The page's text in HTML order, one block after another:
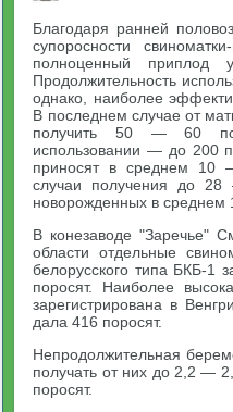
Благодаря ранней
супоросности
полноценный приплод
Продолжительность
однако, наиболее
В последнем случае от
получить 50 — 60
использовании — до 200
приносят в среднем 10
случаи получения до
новорожденных в среднем
В конезаводе "Заречье"
области отдельные
белорусского типа БКБ-1
поросят. Наиболее
зарегистрирована в
дала 416 поросят.
Непродолжительная
получать от них до 2,2 —
поросят.